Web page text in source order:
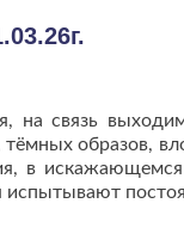
на связь
образов,
в
испытывают